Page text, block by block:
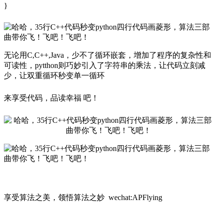
}
无论用C,C++,Java，少不了循环嵌套，增加了程序的复杂性和
可读性，pytthon则巧妙引入了字符串的乘法，让代码立刻减
少，让双重循环秒变单一循环
来享受代码，品读幸福 吧！
享受算法之美，领悟算法之妙 wechat:APFlying